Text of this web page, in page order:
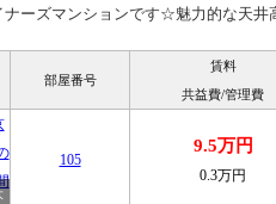
ナーズマンションです☆魅力的な天
部屋番号
賃料
共益費/管理費
105
9.5万円
0.3万円